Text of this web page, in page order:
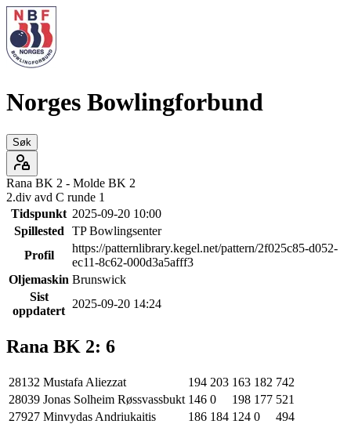
Norges Bowlingforbund
Søk
Rana BK 2 - Molde BK 2
2.div avd C runde 1
Tidspunkt 2025-09-20 10:00
Spillested
TP Bowlingsenter
Profil
https://patternlibrary.kegel.net/pattern/2f025c85-d052-
ec11-8c62-000d3a5afff3
Oljemaskin Brunswick
Sist
oppdatert
2025-09-20 14:24
Rana BK 2: 6
28132 Mustafa Aliezzat 194 203 163 182 742
28039 Jonas Solheim Røssvassbukt 146 0 198 177 521
27927 Minvydas Andriukaitis 186 184 124 0
494